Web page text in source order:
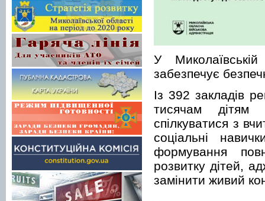
У
забезпечує
Із 392 закладів
тисячам дітям
спілкуватися з
соціальні
формування
розвитку дітей,
замінити живий